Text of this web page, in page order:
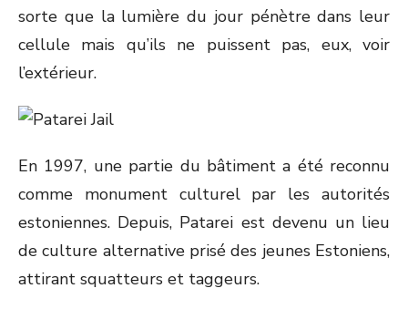
sorte que la lumière du jour pénètre dans leur
cellule mais qu’ils ne puissent pas, eux, voir
l’extérieur.
En 1997, une partie du bâtiment a été reconnu
comme monument culturel par les autorités
estoniennes. Depuis, Patarei est devenu un lieu
de culture alternative prisé des jeunes Estoniens,
attirant squatteurs et taggeurs.